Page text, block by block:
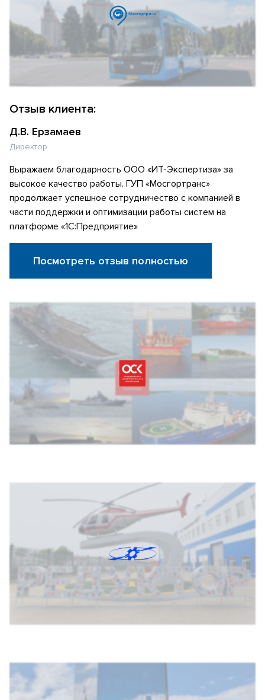
Отзыв клиента:
Д.В. Ерзамаев
Директор
Выражаем благодарность ООО «ИТ-Экспертиза» за
высокое качество работы. ГУП «Мосгортранс»
продолжает успешное сотрудничество с компанией в
части поддержки и оптимизации работы систем на
платформе «1С:Предприятие»
Посмотреть отзыв полностью